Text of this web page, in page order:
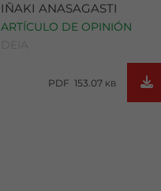
IÑAKI ANASAGASTI
ARTÍCULO DE OPINIÓN
PDF 153.07 KB